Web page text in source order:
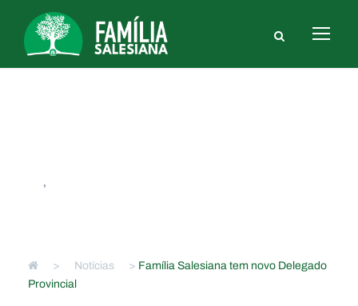
,
> Notícias > Família Salesiana tem novo Delegado
Provincial